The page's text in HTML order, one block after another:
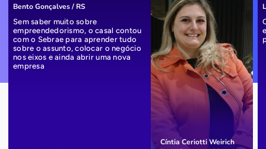
Cíntia Ceriotti Weirich
Bento Gonçalves / RS
Sem saber muito sobre
empreendedorismo, o casal contou
com o Sebrae para aprender tudo
sobre o assunto, colocar o negócio
nos eixos e ainda abrir uma nova
empresa